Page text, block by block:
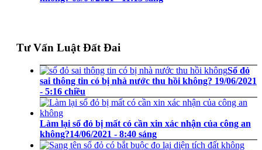
Tư Vấn Luật Đất Đai
Sổ đỏ
sai thông tin có bị nhà nước thu hồi không? 19/06/2021
- 5:16 chiều
Làm lại sổ đỏ bị mất có cần xin xác nhận của công an
không?14/06/2021 - 8:40 sáng